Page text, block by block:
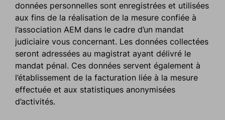
données personnelles sont enregistrées et utilisées
aux fins de la réalisation de la mesure confiée à
l’association AEM dans le cadre d’un mandat
judiciaire vous concernant. Les données collectées
seront adressées au magistrat ayant délivré le
mandat pénal. Ces données servent également à
l’établissement de la facturation liée à la mesure
effectuée et aux statistiques anonymisées
d’activités.